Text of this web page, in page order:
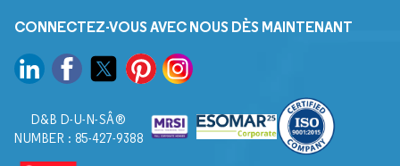
CONNECTEZ-VOUS AVEC NOUS DÈS MAINTENANT
D&B D-U-N-SÂ®
NUMBER : 85-427-9388